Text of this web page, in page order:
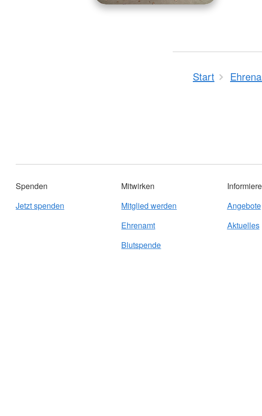
Start
Spenden
Jetzt spenden
Mitwirken
Mitglied werden
Ehrenamt
Blutspende
Angebote
Aktuelles